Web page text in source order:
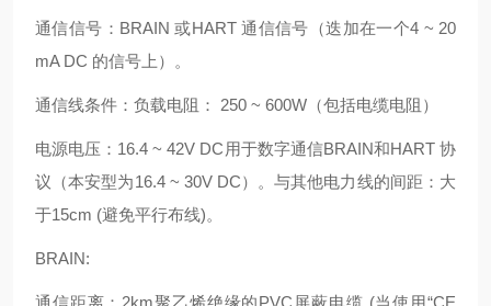
通信信号：BRAIN 或HART 通信信号（迭加在一个4 ~ 20
mA DC 的信号上）。
通信线条件：负载电阻： 250 ~ 600W（包括电缆电阻）
电源电压：16.4 ~ 42V DC用于数字通信BRAIN和HART 协
议（本安型为16.4 ~ 30V DC）。与其他电力线的间距：大
于15cm (避免平行布线)。
BRAIN:
通信距离：2km聚乙烯绝缘的PVC屏蔽电缆 (当使用“CE